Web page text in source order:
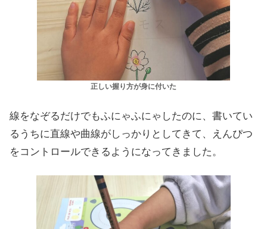
正しい握り方が身に付いた
線をなぞるだけでもふにゃふにゃしたのに、書いてい
るうちに直線や曲線がしっかりとしてきて、えんぴつ
をコントロールできるようになってきました。